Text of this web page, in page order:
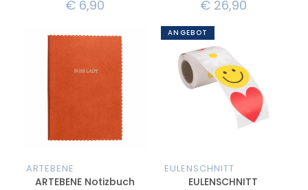
€ 6,90 €26,90
ARTEBENE
ARTEBENE Notizbuch
ANGEBOT
EULENSCHNITT
EULENSCHNITT